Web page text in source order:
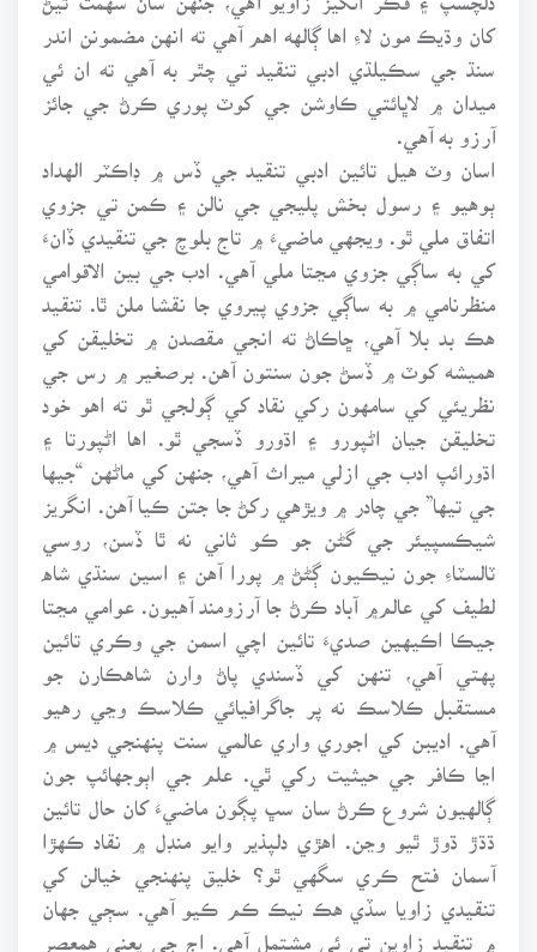
کان وڌيڪ مون لاءِ اها ڳالهه اهم آهي ته انهن مضمونن اندر
سنڌ جي سڪيلڌي ادبي تنقيد تي چٿر به آهي ته ان ئي
ميدان ۾ لاڀائتي ڪاوشن جي کوٽ پوري ڪرڻ جي جائز
آرزو به آهي.
اسان وٽ هيل تائين ادبي تنقيد جي ڏس ۾ ڊاڪٽر الهداد
ٻوهيو ۽ رسول بخش پليجي جي نالن ۽ ڪمن تي جزوي
اتفاق ملي ٿو. ويجهي ماضيءَ ۾ تاج بلوچ جي تنقيدي ڏانءَ
کي به ساڳي جزوي مڃتا ملي آهي. ادب جي بين الاقوامي
منظرنامي ۾ به ساڳي جزوي پيروي جا نقشا ملن ٿا. تنقيد
هڪ بد بلا آهي، ڇاڪاڻ ته انجي مقصدن ۾ تخليقن کي
هميشه کوٽ ۾ ڏسڻ جون سنتون آهن. برصغير ۾ رس جي
نظريئي کي سامهون رکي نقاد کي ڳولجي ٿو ته اهو خود
تخليقن جيان اڻپورو ۽ اڌورو ڏسجي ٿو. اها اڻپورتا ۽
اڌورائپ ادب جي ازلي ميراث آهي، جنهن کي ماڻهن “جيها
جي تيها” جي چادر ۾ ويڙهي رکڻ جا جتن ڪيا آهن. انگريز
شيڪسپيئر جي گڻن جو ڪو ثاني نه ٿا ڏسن، روسي
ٽالسٽاءِ جون نيڪيون ڳڻڻ ۾ پورا آهن ۽ اسين سنڌي شاه
لطيف کي عالم۾ آباد ڪرڻ جا آرزومند آهيون. عوامي مڃتا
جيڪا اڪيهين صديءَ تائين اچي اسمن جي وڪري تائين
پهتي آهي، تنهن کي ڏسندي پاڻ وارن شاهڪارن جو
مستقبل ڪلاسڪ نه پر جاگرافيائي ڪلاسڪ وڃي رهيو
آهي. اديبن کي اجوري واري عالمي سنت پنهنجي ديس ۾
اڃا ڪافر جي حيثيت رکي ٿي. علم جي اٻوجهائپ جون
ڳالهيون شروع ڪرڻ سان سڀ پڳون ماضيءَ کان حال تائين
ڌڌڙ ڌوڙ ٿيو وڃن. اهڙي دلپذير وايو منڊل ۾ نقاد ڪهڙا
آسمان فتح ڪري سگهي ٿو؟ خليق پنهنجي خيالن کي
تنقيدي زاويا سڏي هڪ نيڪ ڪم ڪيو آهي. سڄي جهان
۾ تنقيد زاوين تي ئي مشتمل آهي. اڄ جي يعني همعصر